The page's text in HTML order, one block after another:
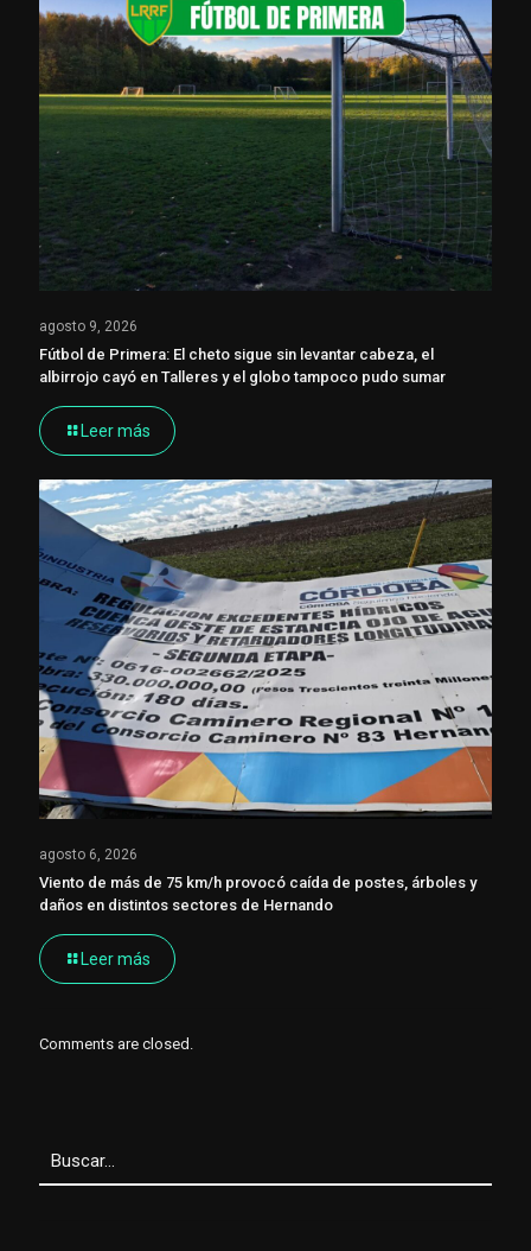
agosto 9, 2026
Fútbol de Primera: El cheto sigue sin levantar cabeza, el
albirrojo cayó en Talleres y el globo tampoco pudo sumar
Leer más
agosto 6, 2026
Viento de más de 75 km/h provocó caída de postes, árboles y
daños en distintos sectores de Hernando
Leer más
Comments are closed.